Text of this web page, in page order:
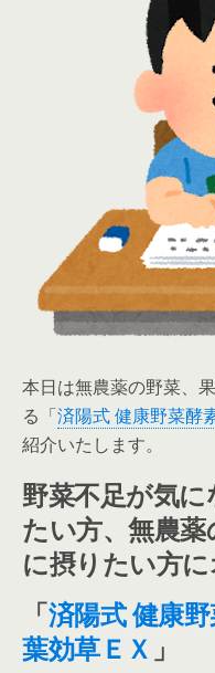
本日は無農薬の野菜、
る「済陽式 健康野菜酵
紹介いたします。
野菜不足が気
たい方、無農
に摂りたい方
「済陽式 健康
葉効草ＥＸ 」